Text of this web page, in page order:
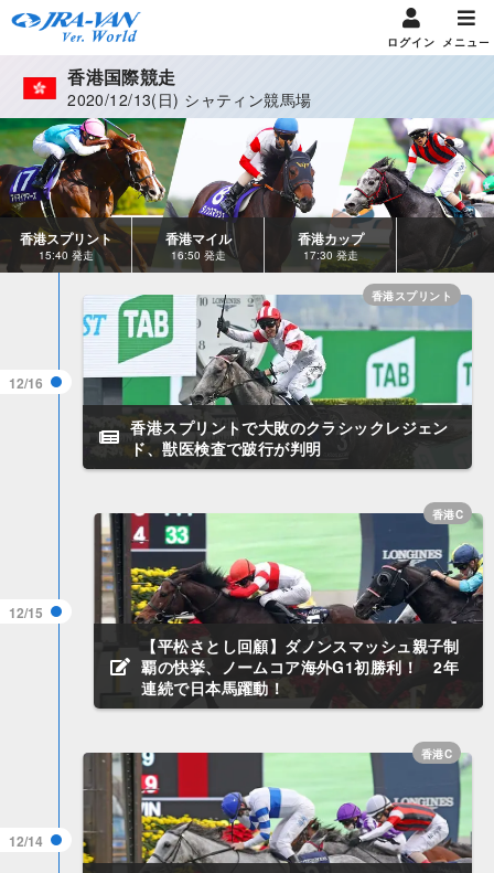
ログイン メニュー
香港国際競走
2020/12/13(日) シャティン競馬場
香港スプリント
15:40 発走
香港マイル
16:50 発走
香港カップ
17:30 発走
12/16
香港スプリント
香港スプリントで大敗のクラシックレジェン
ド、獣医検査で跛行が判明
12/15
香港C
【平松さとし回顧】ダノンスマッシュ親子制
覇の快挙、ノームコア海外G1初勝利！ 2年
連続で日本馬躍動！
12/14
香港C